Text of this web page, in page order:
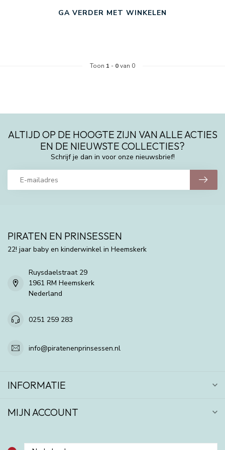
GA VERDER MET WINKELEN
Toon 1 - 0van 0
ALTIJD OP DE HOOGTE ZIJN VAN ALLE ACTIES
EN DE NIEUWSTE COLLECTIES?
Schrijf je dan in voor onze nieuwsbrief!
PIRATEN EN PRINSESSEN
22! jaar baby en kinderwinkel in Heemskerk
Ruysdaelstraat 29
1961 RM Heemskerk
Nederland
0251 259 283
info@piratenenprinsessen.nl
INFORMATIE
MIJN ACCOUNT